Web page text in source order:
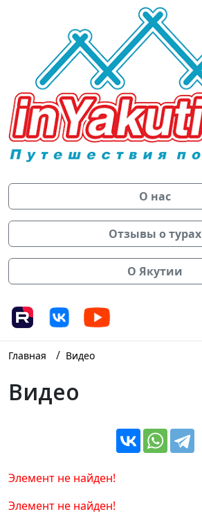
О нас
Отзывы о турах
О Якутии
Главная / Видео
Видео
Элемент не найден!
Элемент не найден!